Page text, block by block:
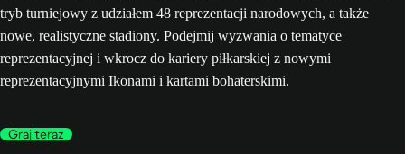
tryb turniejowy z udziałem 48 reprezentacji narodowych, a także
nowe, realistyczne stadiony. Podejmij wyzwania o tematyce
reprezentacyjnej i wkrocz do kariery piłkarskiej z nowymi
reprezentacyjnymi Ikonami i kartami bohaterskimi.
Graj teraz